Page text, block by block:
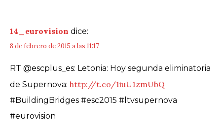
14_eurovision dice:
8 de febrero de 2015 a las 11:17
RT @escplus_es: Letonia: Hoy segunda eliminatoria
de Supernova: http://t.co/1iuU1zmUbQ
#BuildingBridges #esc2015 #ltvsupernova
#eurovision